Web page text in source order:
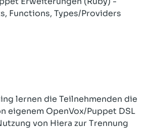
Functions, Types/Providers
lernen die Teilnehmenden die
eigenem OpenVox/Puppet DSL
von Hiera zur Trennung